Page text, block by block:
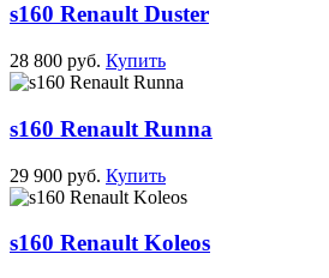
s160 Renault Duster
28 800 руб. Купить
s160 Renault Runna
29 900 руб. Купить
s160 Renault Koleos